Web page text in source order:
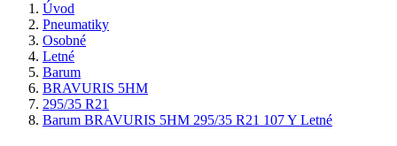
Úvod
Pneumatiky
Osobné
Letné
Barum
BRAVURIS 5HM
295/35 R21
Barum BRAVURIS 5HM 295/35 R21 107 Y Letné